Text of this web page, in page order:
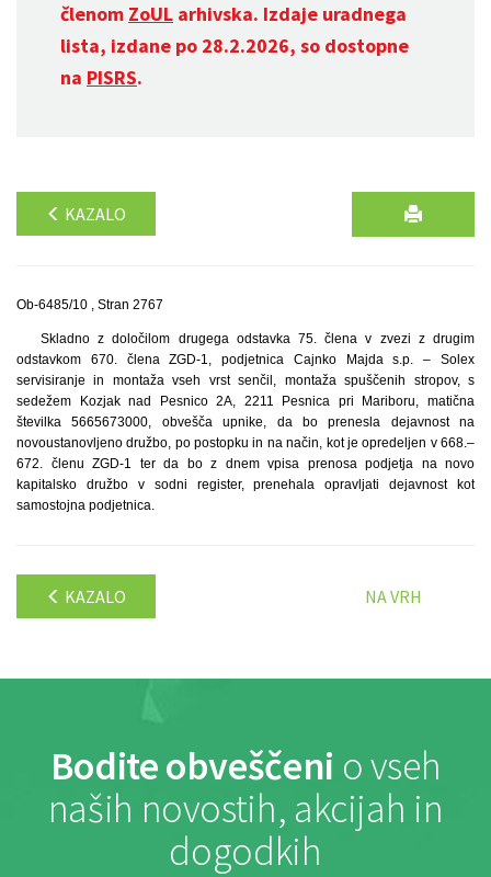
členom ZoUL arhivska. Izdaje uradnega
lista, izdane po 28.2.2026, so dostopne
na PISRS.
KAZALO
Ob-6485/10 , Stran 2767
Skladno z določilom drugega odstavka 75. člena v zvezi z drugim
odstavkom 670. člena ZGD-1, podjetnica Cajnko Majda s.p. – Solex
servisiranje in montaža vseh vrst senčil, montaža spuščenih stropov, s
sedežem Kozjak nad Pesnico 2A, 2211 Pesnica pri Mariboru, matična
številka 5665673000, obvešča upnike, da bo prenesla dejavnost na
novoustanovljeno družbo, po postopku in na način, kot je opredeljen v 668.–
672. členu ZGD-1 ter da bo z dnem vpisa prenosa podjetja na novo
kapitalsko družbo v sodni register, prenehala opravljati dejavnost kot
samostojna podjetnica.
KAZALO NA VRH
Bodite obveščeni o vseh
naših novostih, akcijah in
dogodkih